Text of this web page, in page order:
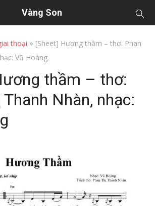
Vàng Son
thoại » [Sheet] Hương thầm – thơ: Phan
Vũ Hoàng
thầm – thơ:
Thanh Nhàn, nhạc: